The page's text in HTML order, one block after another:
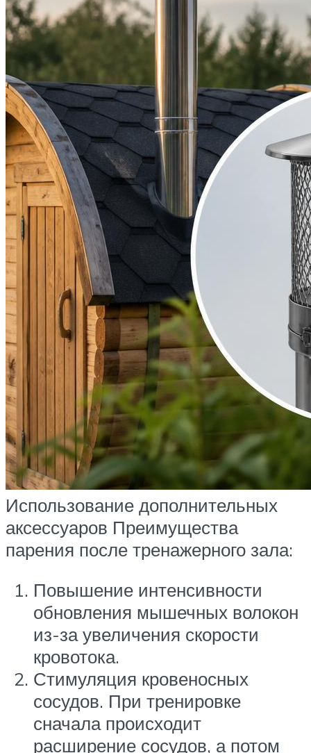
Использование дополнительных
аксессуаров Преимущества
парения после тренажерного зала:
Повышение интенсивности
обновления мышечных волокон
из-за увеличения скорости
кровотока.
Стимуляция кровеносных
сосудов. При тренировке
сначала происходит
расширение сосудов, а потом